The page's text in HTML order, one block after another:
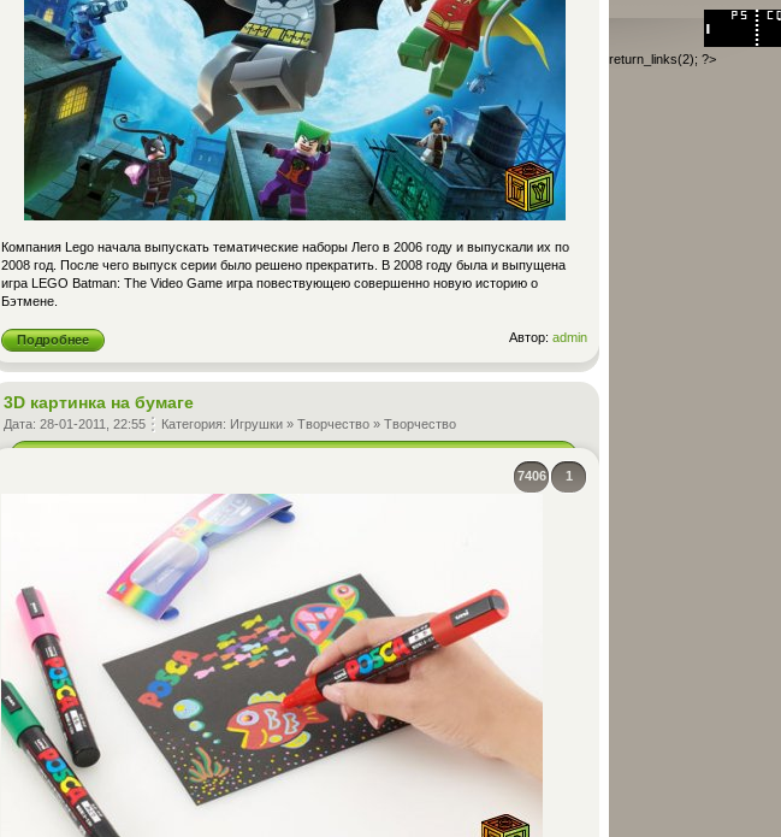
Компания Lego начала выпускать тематические наборы Лего в 2006 году и выпускали их по
2008 год. После чего выпуск серии было решено прекратить. В 2008 году была и выпущена
игра LEGO Batman: The Video Game игра повествующею совершенно новую историю о
Бэтмене.
Автор: admin
Подробнее
3D картинка на бумаге
Дата: 28-01-2011, 22:55 Категория: Игрушки » Творчество » Творчество
1
7406
return_links(2); ?>